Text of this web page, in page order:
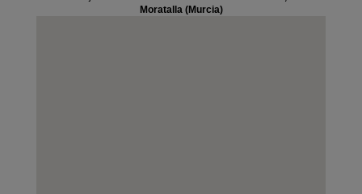
Moratalla (Murcia)